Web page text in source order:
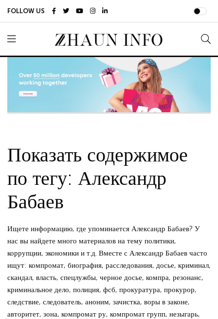
FOLLOW US
Показать содержимое
по тегу: Александр
Бабаев
Ищете информацию, где упоминается Александр Бабаев? У
нас вы найдете много материалов на тему политики,
коррупции, экономики и т.д. Вместе с Александр Бабаев часто
ищут: компромат, биография, расследования, досье, криминал,
скандал, власть, спецлужбы, черное досье, компра, резонанс,
криминальное дело, полиция, фсб, прокуратура, прокурор,
следствие, следователь, аноним, зачистка, воры в законе,
авторитет, зона, компромат ру, компромат групп, незыгарь,